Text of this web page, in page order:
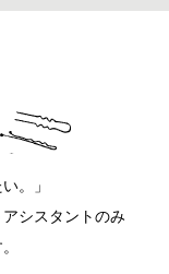
。」
アシスタントのみ